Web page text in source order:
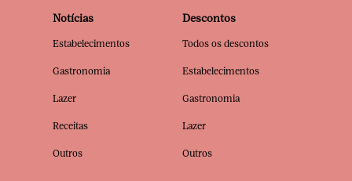
Notícias
Estabelecimentos
Gastronomia
Lazer
Receitas
Outros
Descontos
Todos os descontos
Estabelecimentos
Gastronomia
Lazer
Outros